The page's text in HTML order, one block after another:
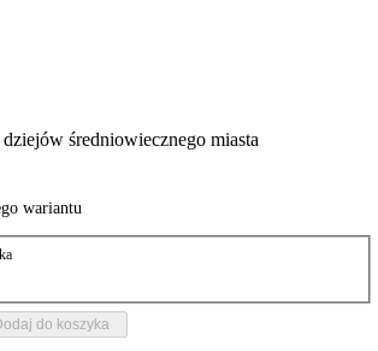
średniowiecznego miasta
wariantu
do koszyka